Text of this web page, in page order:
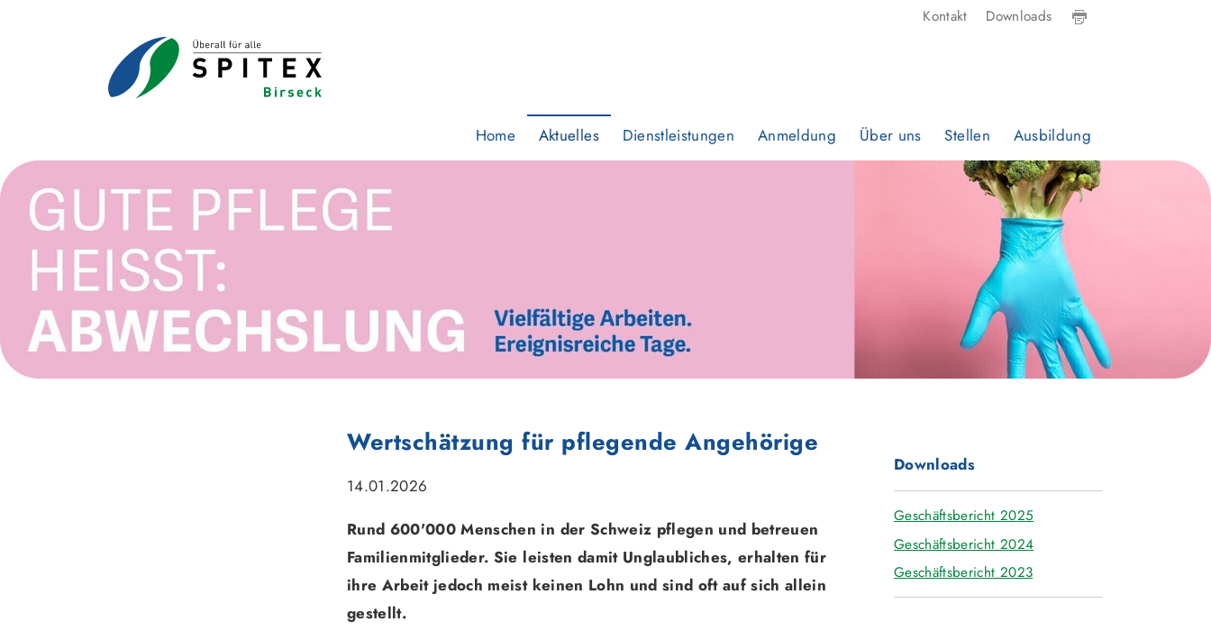
Kontakt Downloads
Home Aktuelles Dienstleistungen Anmeldung Über uns Stellen Ausbildung
Wertschätzung für pflegende Angehörige
14.01.2026
Rund 600'000 Menschen in der Schweiz pflegen und betreuen
Familienmitglieder. Sie leisten damit Unglaubliches, erhalten für
ihre Arbeit jedoch meist keinen Lohn und sind oft auf sich allein
gestellt.
Downloads
Geschäftsbericht 2025
Geschäftsbericht 2024
Geschäftsbericht 2023